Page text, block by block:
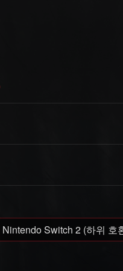
Nintendo Switch 2 (하위 호